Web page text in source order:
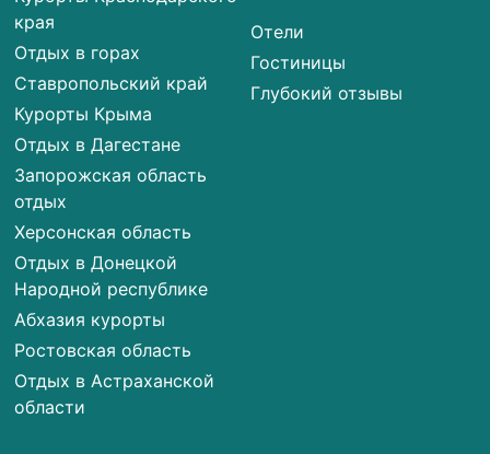
края
Отдых в горах
Ставропольский край
Курорты Крыма
Отдых в Дагестане
Запорожская область
отдых
Херсонская область
Отдых в Донецкой
Народной республике
Абхазия курорты
Ростовская область
Отдых в Астраханской
области
Отели
Гостиницы
Глубокий отзывы